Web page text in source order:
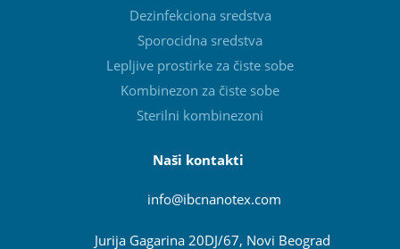
Dezinfekciona sredstva
Sporocidna sredstva
Lepljive prostirke za čiste sobe
Kombinezon za čiste sobe
Sterilni kombinezoni
Naši kontakti
info@ibcnanotex.com
Jurija Gagarina 20DJ/67, Novi Beograd